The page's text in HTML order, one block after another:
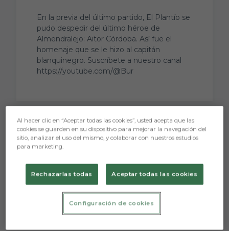
En la previa del último partido, El Plantío se
pudo despedir del último héroe de
Almendralejo: Aitor Córdoba. Así fue el
homenaje que se le hizo al capitán
blanquinegro. Suscríbete a nuestro canal
https://youtube.com/@Bur
Aún no hay reacciones. ¡Sé el primero!
Al hacer clic en “Aceptar todas las cookies”, usted acepta que las
cookies se guarden en su dispositivo para mejorar la navegación del
sitio, analizar el uso del mismo, y colaborar con nuestros estudios
para marketing.
Rechazarlas todas Aceptar todas las cookies
Configuración de cookies